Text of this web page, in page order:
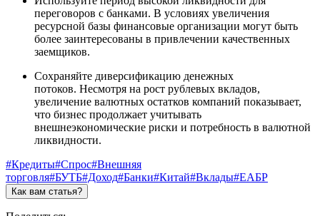
переговоров с банками. В условиях увеличения
ресурсной базы финансовые организации могут быть
более заинтересованы в привлечении качественных
заемщиков.
Сохраняйте диверсификацию денежных
потоков. Несмотря на рост рублевых вкладов,
увеличение валютных остатков компаний показывает,
что бизнес продолжает учитывать
внешнеэкономические риски и потребность в валютной
ликвидности.
#Кредиты#Спрос#Внешняя
торговля#БУТБ#Доход#Банки#Китай#Вклады#ЕАБР
Как вам статья?